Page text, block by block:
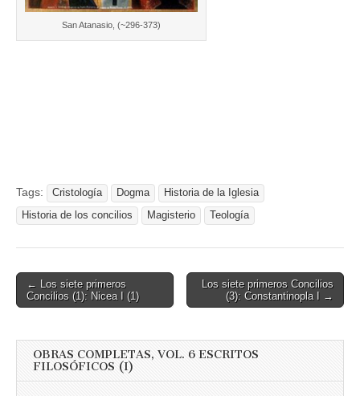
San Atanasio, (~296-373)
Tags: Cristología Dogma
Historia de la Iglesia
Historia de los concilios
Magisterio Teología
Post
navigation
← Los siete primeros
Concilios (1): Nicea I (1)
Los siete primeros Concilios
(3): Constantinopla I →
OBRAS COMPLETAS, VOL. 6 ESCRITOS
FILOSÓFICOS (I)